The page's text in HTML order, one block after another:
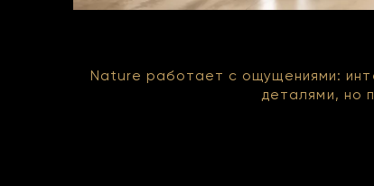
Nature работает с ощущениями:
деталями, но